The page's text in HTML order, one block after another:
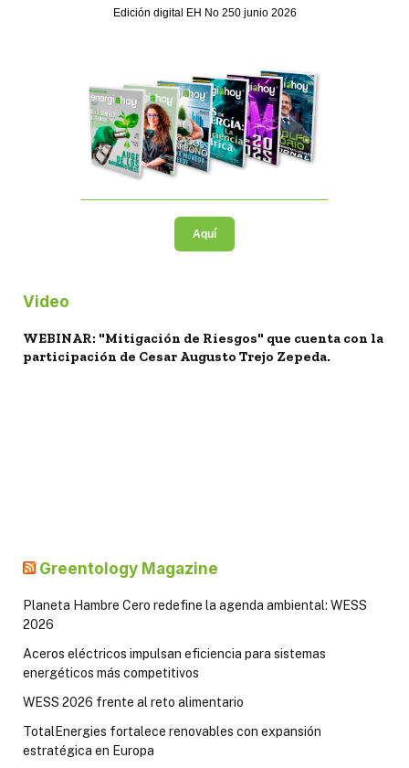
Edición digital EH No 250 junio 2026
Aquí
Video
WEBINAR: "Mitigación de Riesgos" que cuenta con la
participación de Cesar Augusto Trejo Zepeda.
Greentology Magazine
Planeta Hambre Cero redefine la agenda ambiental: WESS
2026
Aceros eléctricos impulsan eficiencia para sistemas
energéticos más competitivos
WESS 2026 frente al reto alimentario
TotalEnergies fortalece renovables con expansión
estratégica en Europa